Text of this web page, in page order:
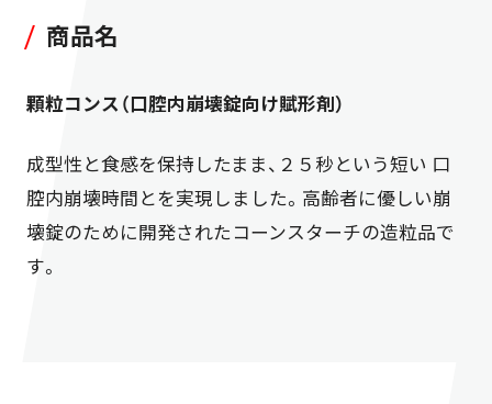
商品名
顆粒コンス（口腔内崩壊錠向け賦形剤）
成型性と食感を保持したまま、２５秒という短い 口
腔内崩壊時間とを実現しました。高齢者に優しい崩
壊錠のために開発されたコーンスターチの造粒品で
す。